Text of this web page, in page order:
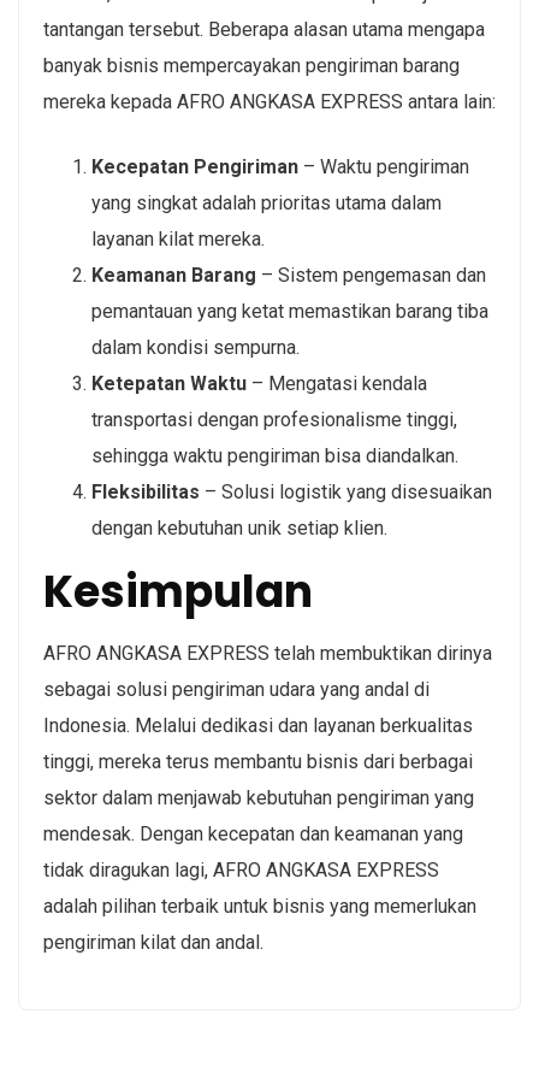
tantangan tersebut. Beberapa alasan utama mengapa
banyak bisnis mempercayakan pengiriman barang
mereka kepada AFRO ANGKASA EXPRESS antara lain:
Kecepatan Pengiriman – Waktu pengiriman
yang singkat adalah prioritas utama dalam
layanan kilat mereka.
Keamanan Barang – Sistem pengemasan dan
pemantauan yang ketat memastikan barang tiba
dalam kondisi sempurna.
Ketepatan Waktu – Mengatasi kendala
transportasi dengan profesionalisme tinggi,
sehingga waktu pengiriman bisa diandalkan.
Fleksibilitas – Solusi logistik yang disesuaikan
dengan kebutuhan unik setiap klien.
Kesimpulan
AFRO ANGKASA EXPRESS telah membuktikan dirinya
sebagai solusi pengiriman udara yang andal di
Indonesia. Melalui dedikasi dan layanan berkualitas
tinggi, mereka terus membantu bisnis dari berbagai
sektor dalam menjawab kebutuhan pengiriman yang
mendesak. Dengan kecepatan dan keamanan yang
tidak diragukan lagi, AFRO ANGKASA EXPRESS
adalah pilihan terbaik untuk bisnis yang memerlukan
pengiriman kilat dan andal.